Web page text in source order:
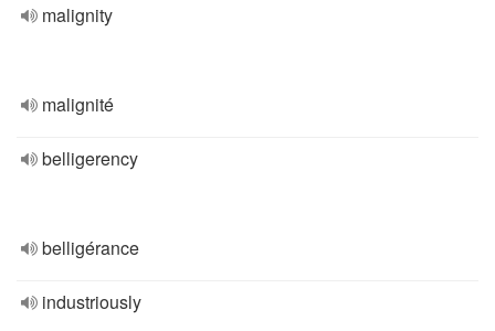
malignity
malignité
belligerency
belligérance
industriously